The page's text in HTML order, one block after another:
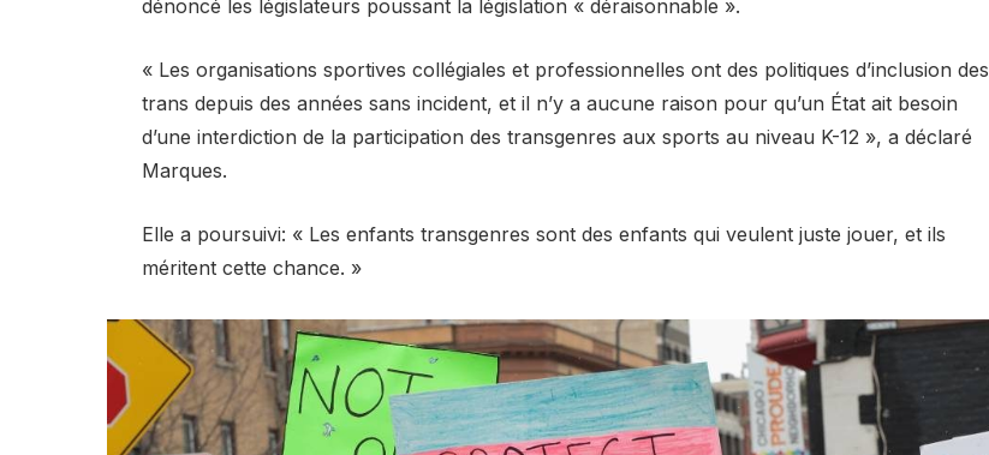
dénoncé les législateurs poussant la législation « déraisonnable ».
« Les organisations sportives collégiales et professionnelles ont des politiques d’inclusion des
trans depuis des années sans incident, et il n’y a aucune raison pour qu’un État ait besoin
d’une interdiction de la participation des transgenres aux sports au niveau K-12 », a déclaré
Marques.
Elle a poursuivi: « Les enfants transgenres sont des enfants qui veulent juste jouer, et ils
méritent cette chance. »